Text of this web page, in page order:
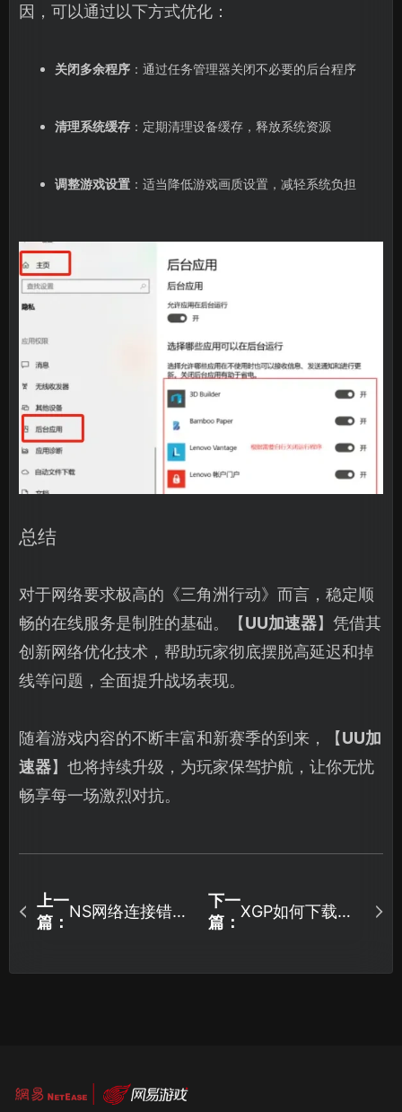
因，可以通过以下方式优化：
关闭多余程序：通过任务管理器关闭不必要的后台程序
清理系统缓存：定期清理设备缓存，释放系统资源
调整游戏设置：适当降低游戏画质设置，减轻系统负担
总结
对于网络要求极高的《三角洲行动》而言，稳定顺
畅的在线服务是制胜的基础。【UU加速器】凭借其
创新网络优化技术，帮助玩家彻底摆脱高延迟和掉
线等问题，全面提升战场表现。
随着游戏内容的不断丰富和新赛季的到来，【UU加
速器】也将持续升级，为玩家保驾护航，让你无忧
畅享每一场激烈对抗。
上一
篇：
NS网络连接错
下一
篇：
XGP如何下载全